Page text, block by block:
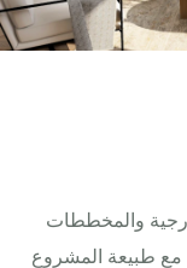
المشروع